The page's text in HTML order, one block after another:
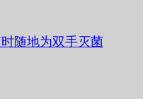
随地为双手灭菌